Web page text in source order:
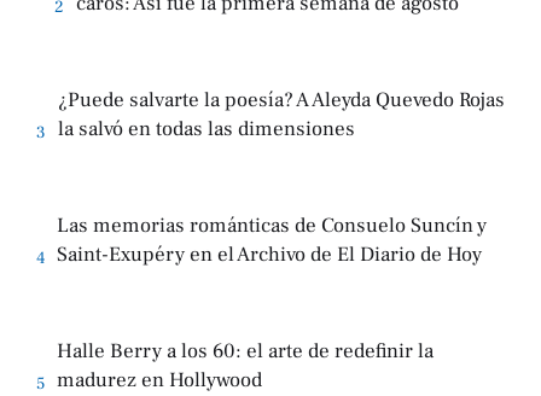
2
3
¿Puede salvarte la poesía? A Aleyda Quevedo Rojas
la salvó en todas las dimensiones
4
Las memorias románticas de Consuelo Suncín y
Saint-Exupéry en el Archivo de El Diario de Hoy
5
Halle Berry a los 60: el arte de redefinir la
madurez en Hollywood